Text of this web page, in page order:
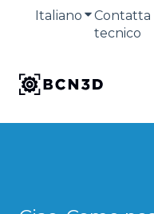
Italiano Mostra
Contatta
tecnico